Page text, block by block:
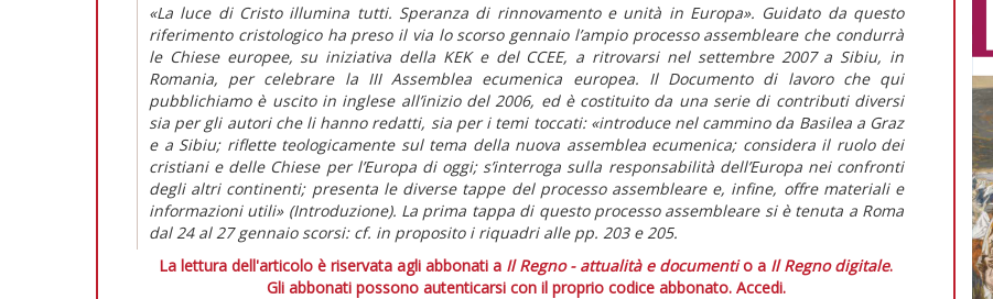
«La luce di Cristo illumina tutti. Speranza di rinnovamento e unità in Europa». Guidato da questo
riferimento cristologico ha preso il via lo scorso gennaio l’ampio processo assembleare che condurrà
le Chiese europee, su iniziativa della KEK e del CCEE, a ritrovarsi nel settembre 2007 a Sibiu, in
Romania, per celebrare la III Assemblea ecumenica europea. Il Documento di lavoro che qui
pubblichiamo è uscito in inglese all’inizio del 2006, ed è costituito da una serie di contributi diversi
sia per gli autori che li hanno redatti, sia per i temi toccati: «introduce nel cammino da Basilea a Graz
e a Sibiu; riflette teologicamente sul tema della nuova assemblea ecumenica; considera il ruolo dei
cristiani e delle Chiese per l’Europa di oggi; s’interroga sulla responsabilità dell’Europa nei confronti
degli altri continenti; presenta le diverse tappe del processo assembleare e, infine, offre materiali e
informazioni utili» (Introduzione). La prima tappa di questo processo assembleare si è tenuta a Roma
dal 24 al 27 gennaio scorsi: cf. in proposito i riquadri alle pp. 203 e 205.
La lettura dell'articolo è riservata agli abbonati a Il Regno - attualità e documentio a Il Regno digitale.
Gli abbonati possono autenticarsi con il proprio codice abbonato. Accedi.